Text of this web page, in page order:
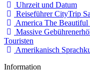
Uhrzeit und Datum
Reiseführer CityTrip
America The Beautiful
Massive
Touristen
Amerikanisch
Information